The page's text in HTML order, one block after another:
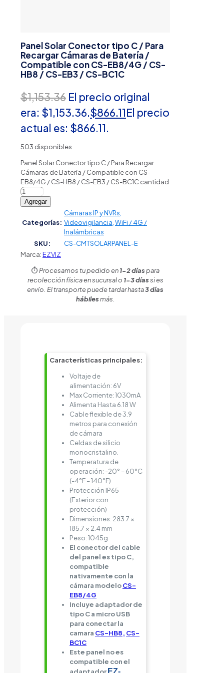
Panel Solar Conector tipo C / Para
Recargar Cámaras de Batería /
Compatible con CS-EB8/4G / CS-
HB8 / CS-EB3 / CS-BC1C
$1,153.36 El precio original
era: $1,153.36.$866.11El precio
actual es: $866.11.
503 disponibles
Panel Solar Conector tipo C / Para Recargar
Cámaras de Batería / Compatible con CS-
EB8/4G / CS-HB8 / CS-EB3 / CS-BC1C cantidad
Agregar
Categorías:
Cámaras IP y NVRs,
Videovigilancia,WiFi / 4G /
Inalámbricas
SKU:
CS-CMTSOLARPANEL-E
Marca:EZVIZ
⏱️Procesamos tu pedido en1-2 díaspara
recolección física en sucursal o 1-3 díassi es
envío. El transporte puede tardar hasta3 días
hábilesmás.
Características principales:
Voltaje de
alimentación: 6V
Max Corriente: 1030mA
Alimenta Hasta 6.18 W
Cable flexible de 3.9
metros para conexión
de cámara
Celdas de silicio
monocristalino.
Temperatura de
operación: -20° – 60°C
(-4°F – 140°F)
Protección IP65
(Exterior con
protección)
Dimensiones: 283.7 ×
185.7 × 2.4 mm
Peso: 1045g
El conector del cable
del panel es tipo C,
compatible
nativamente con la
cámara modeloCS-
EB8/4G
Incluye adaptador de
tipo C a micro USB
para conectar la
camara CS-HB8, CS-
BC1C
Este panel no es
compatible con el